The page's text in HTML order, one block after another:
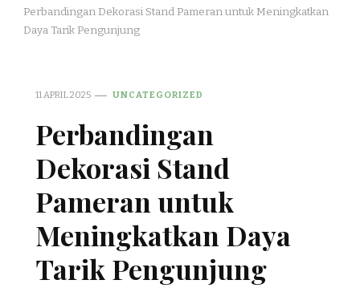
Perbandingan Dekorasi Stand Pameran untuk Meningkatkan
Daya Tarik Pengunjung
11 APRIL 2025 UNCATEGORIZED
Perbandingan
Dekorasi Stand
Pameran untuk
Meningkatkan Daya
Tarik Pengunjung